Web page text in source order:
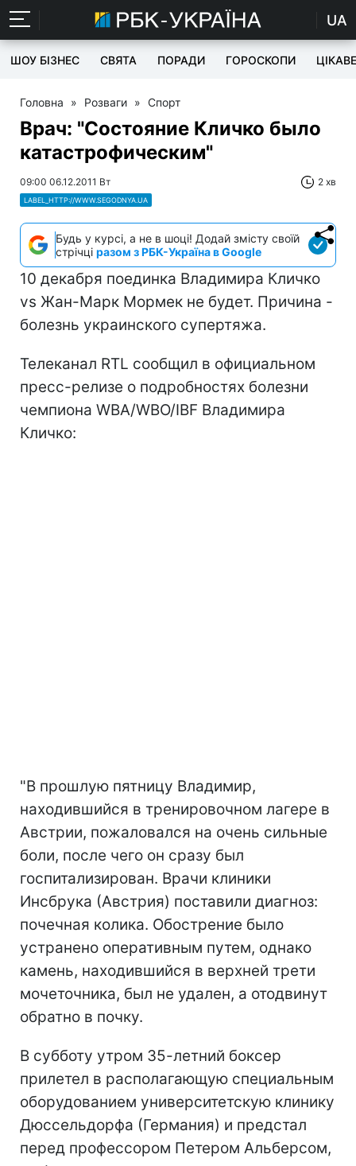
UA
ШОУ БІЗНЕС СВЯТА ПОРАДИ ГОРОСКОПИ ЦІКАВЕ
Головна » Розваги » Спорт
Врач: "Состояние Кличко было
катастрофическим"
09:00 06.12.2011 Вт 2 хв
LABEL_HTTP://WWW.SEGODNYA.UA
Будь у курсі, а не в шоці! Додай змісту своїй
стрічці разом з РБК-Україна в Google
10 декабря поединка Владимира Кличко
vs Жан-Марк Мормек не будет. Причина -
болезнь украинского супертяжа.
Телеканал RTL cообщил в официальном
пресс-релизе о подробностях болезни
чемпиона WBA/WBO/IBF Владимира
Кличко:
"В прошлую пятницу Владимир,
находившийся в тренировочном лагере в
Австрии, пожаловался на очень сильные
боли, после чего он сразу был
госпитализирован. Врачи клиники
Инсбрука (Австрия) поставили диагноз:
почечная колика. Обострение было
устранено оперативным путем, однако
камень, находившийся в верхней трети
мочеточника, был не удален, а отодвинут
обратно в почку.
В субботу утром 35-летний боксер
прилетел в располагающую специальным
оборудованием университетскую клинику
Дюссельдорфа (Германия) и предстал
перед профессором Петером Альберсом,